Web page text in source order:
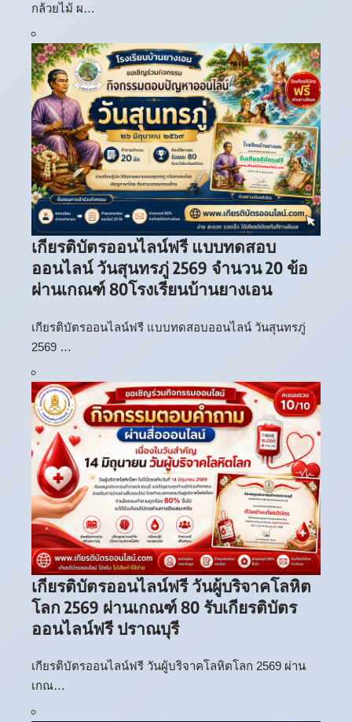
กล้วยไม้ ผ…
เกียรติบัตรออนไลน์ฟรี แบบทดสอบ
ออนไลน์ วันสุนทรภู่ 2569 จำนวน 20 ข้อ
ผ่านเกณฑ์ 80โรงเรียนบ้านยางเอน
เกียรติบัตรออนไลน์ฟรี แบบทดสอบออนไลน์ วันสุนทรภู่
2569 …
เกียรติบัตรออนไลน์ฟรี วันผู้บริจาคโลหิต
โลก 2569 ผ่านเกณฑ์ 80 รับเกียรติบัตร
ออนไลน์ฟรี ปราณบุรี
เกียรติบัตรออนไลน์ฟรี วันผู้บริจาคโลหิตโลก 2569 ผ่าน
เกณ…